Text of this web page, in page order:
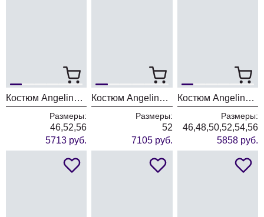
Костюм Angelina & Company 1156
Размеры:
46,52,56
5713 руб.
Костюм Angelina & Company 1146
Размеры:
52
7105 руб.
Костюм Angelina & Company 1144
Размеры:
46,48,50,52,54,56
5858 руб.